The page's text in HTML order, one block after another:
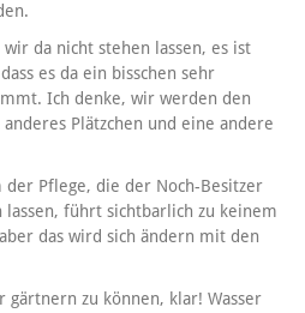
wir da nicht stehen lassen, es ist
es da ein bisschen sehr
Ich denke, wir werden den
Plätzchen und eine andere
der Pflege, die der Noch-Besitzer
führt sichtbarlich zu keinem
das wird sich ändern mit den
zu können, klar! Wasser